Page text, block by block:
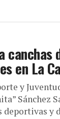
canchas
en La
y
Sánchez
deportivas y